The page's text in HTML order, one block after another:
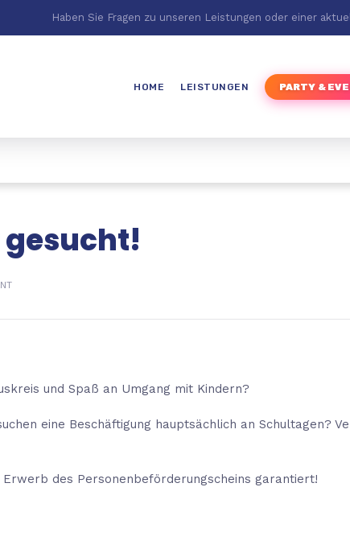
Haben Sie Fragen zu unseren Leistungen oder einer
HOME LEISTUNGEN PARTY &
und Spaß an Umgang mit Kindern?
eine Beschäftigung hauptsächlich an Schultagen?
des Personenbeförderungscheins garantiert!